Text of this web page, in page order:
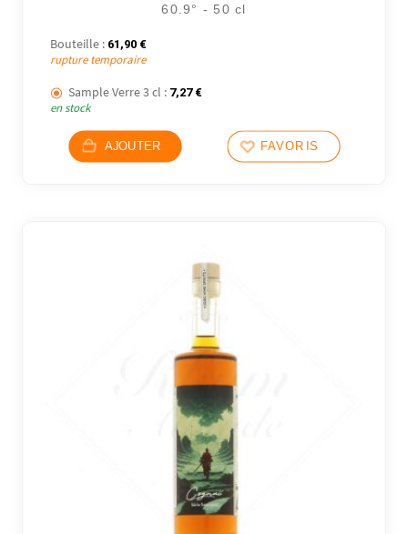
60.9° - 50 cl
Bouteille : 61,90 €
rupture temporaire
Sample Verre 3 cl : 7,27 €
en stock
AJOUTER FAVORIS